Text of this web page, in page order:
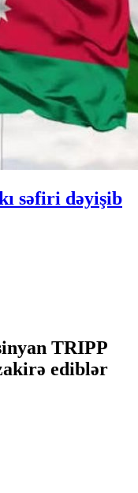
səfiri dəyişib
TRIPP
ediblər